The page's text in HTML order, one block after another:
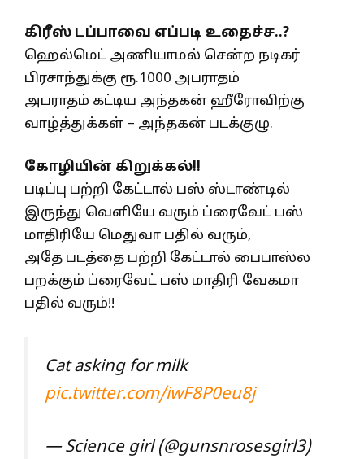
கிரீஸ் டப்பாவை எப்படி உதைச்ச..?
ஹெல்மெட் அணியாமல் சென்ற நடிகர்
பிரசாந்துக்கு ரூ.1000 அபராதம்
அபராதம் கட்டிய அந்தகன் ஹீரோவிற்கு
வாழ்த்துக்கள் – அந்தகன் படக்குழு.
கோழியின் கிறுக்கல்!!
படிப்பு பற்றி கேட்டால் பஸ் ஸ்டாண்டில்
இருந்து வெளியே வரும் ப்ரைவேட் பஸ்
மாதிரியே மெதுவா பதில் வரும்,
அதே படத்தை பற்றி கேட்டால் பைபாஸ்ல
பறக்கும் ப்ரைவேட் பஸ் மாதிரி வேகமா
பதில் வரும்!!
Cat asking for milk
pic.twitter.com/iwF8P0eu8j
— Science girl (@gunsnrosesgirl3)